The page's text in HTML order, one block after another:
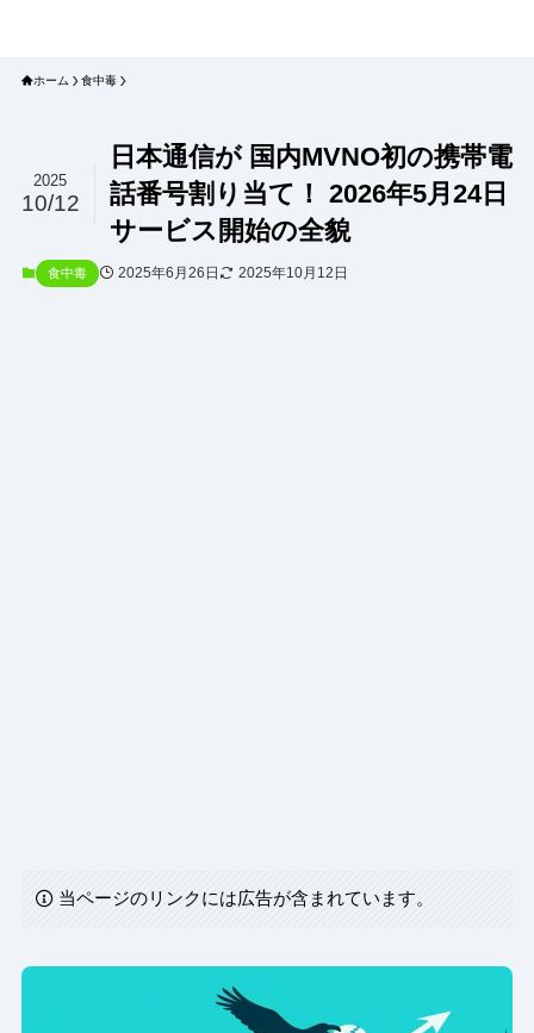
ホーム 食中毒
日本通信が 国内MVNO初の携帯電
話番号割り当て！ 2026年5月24日
サービス開始の全貌
2025
10/12
食中毒 2025年6月26日 2025年10月12日
当ページのリンクには広告が含まれています。